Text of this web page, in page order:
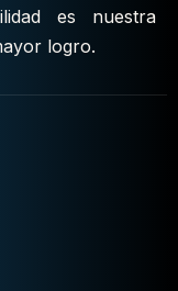
es nuestra
logro.